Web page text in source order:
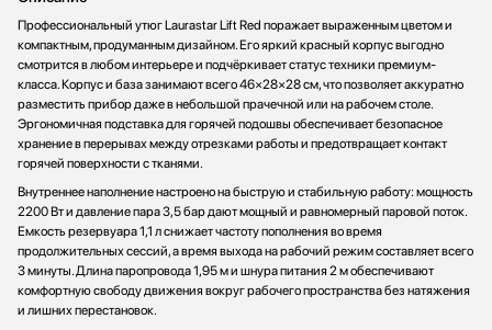
Профессиональный утюг Laurastar Lift Red поражает выраженным цветом и
компактным, продуманным дизайном. Его яркий красный корпус выгодно
смотрится в любом интерьере и подчёркивает статус техники премиум-
класса. Корпус и база занимают всего 46×28×28 см, что позволяет аккуратно
разместить прибор даже в небольшой прачечной или на рабочем столе.
Эргономичная подставка для горячей подошвы обеспечивает безопасное
хранение в перерывах между отрезками работы и предотвращает контакт
горячей поверхности с тканями.
Внутреннее наполнение настроено на быструю и стабильную работу: мощность
2200 Вт и давление пара 3,5 бар дают мощный и равномерный паровой поток.
Емкость резервуара 1,1 л снижает частоту пополнения во время
продолжительных сессий, а время выхода на рабочий режим составляет всего
3 минуты. Длина паропровода 1,95 м и шнура питания 2 м обеспечивают
комфортную свободу движения вокруг рабочего пространства без натяжения
и лишних перестановок.